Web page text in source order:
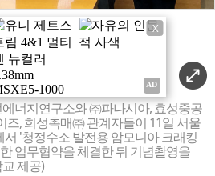
X
너지연구소와 ㈜파나시아, 효성중공
즈, 희성촉매㈜ 관계자들이 11일 서울
'청정수소 발전용 암모니아 크래킹
업무협약을 체결한 뒤 기념촬영을
제공)